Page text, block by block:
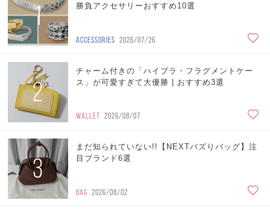
1
勝負アクセサリーおすすめ10選
ACCESSORIES 2026/07/26
2
チャーム付きの「ハイブラ・フラグメントケー
ス」が可愛すぎて大優勝 | おすすめ3選
WALLET 2026/08/07
3
まだ知られていない!!【NEXTバズりバッグ】注
目ブランド6選
BAG 2026/08/02